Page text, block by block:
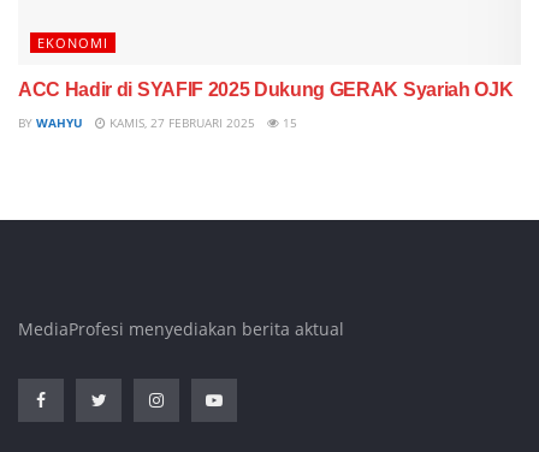
EKONOMI
ACC Hadir di SYAFIF 2025 Dukung GERAK Syariah OJK
BY WAHYU KAMIS, 27 FEBRUARI 2025 15
MediaProfesi menyediakan berita aktual